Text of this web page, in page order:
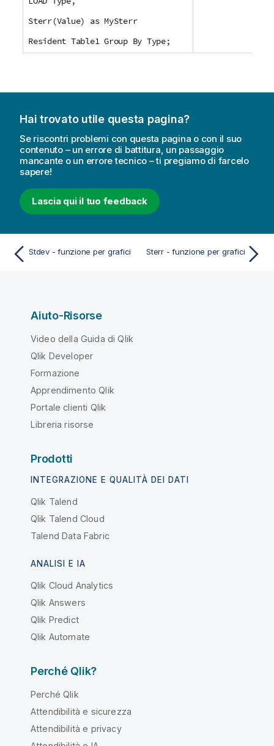
Sterr(Value) as MySterr
Resident Table1 Group By Type;
Hai trovato utile questa pagina?
Se riscontri problemi con questa pagina o con il suo
contenuto – un errore di battitura, un passaggio
mancante o un errore tecnico – ti pregiamo di farcelo
sapere!
Lascia qui il tuo feedback
Stdev - funzione per grafici Sterr - funzione per grafici
Aiuto-Risorse
Video della Guida di Qlik
Qlik Developer
Formazione
Apprendimento Qlik
Portale clienti Qlik
Libreria risorse
Prodotti
INTEGRAZIONE E QUALITÀ DEI DATI
Qlik Talend
Qlik Talend Cloud
Talend Data Fabric
ANALISI E IA
Qlik Cloud Analytics
Qlik Answers
Qlik Predict
Qlik Automate
Perché Qlik?
Perché Qlik
Attendibilità e sicurezza
Attendibilità e privacy